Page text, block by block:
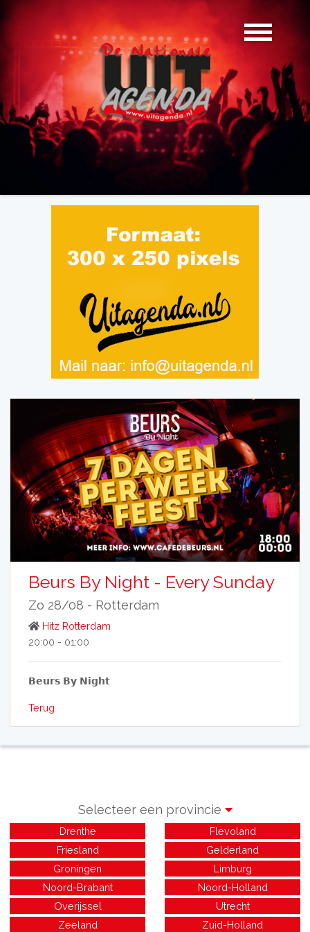
Beurs By Night - Every Sunday
Zo 28/08 - Rotterdam
Hitz Rotterdam
20:00 - 01:00
𝗕𝗲𝘂𝗿𝘀 𝗕𝘆 𝗡𝗶𝗴𝗵𝘁
Terug
Selecteer een provincie
Drenthe
Flevoland
Friesland
Gelderland
Groningen
Limburg
Noord-Brabant
Noord-Holland
Overijssel
Utrecht
Zeeland
Zuid-Holland